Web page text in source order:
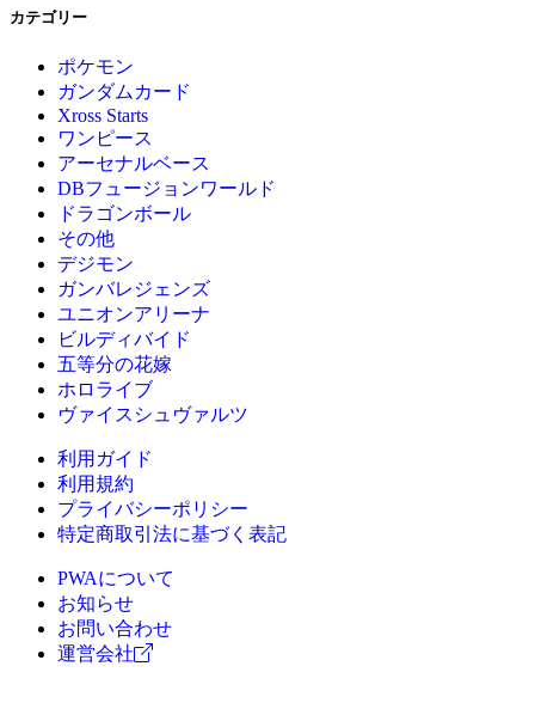
カテゴリー
ポケモン
ガンダムカード
Xross Starts
ワンピース
アーセナルベース
DBフュージョンワールド
ドラゴンボール
その他
デジモン
ガンバレジェンズ
ユニオンアリーナ
ビルディバイド
五等分の花嫁
ホロライブ
ヴァイスシュヴァルツ
利用ガイド
利用規約
プライバシーポリシー
特定商取引法に基づく表記
PWAについて
お知らせ
お問い合わせ
運営会社